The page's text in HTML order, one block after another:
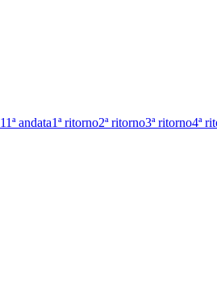
11ª andata1ª ritorno2ª ritorno3ª ritorno4ª